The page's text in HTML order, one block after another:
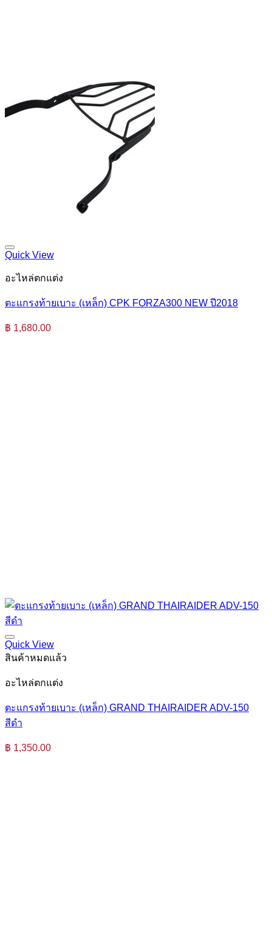
Quick View
อะไหล่ตกแต่ง
ตะแกรงท้ายเบาะ (เหล็ก) CPK FORZA300 NEW ปี2018
฿ 1,680.00
Quick View
สินค้าหมดแล้ว
อะไหล่ตกแต่ง
ตะแกรงท้ายเบาะ (เหล็ก) GRAND THAIRAIDER ADV-150
สีดำ
฿ 1,350.00